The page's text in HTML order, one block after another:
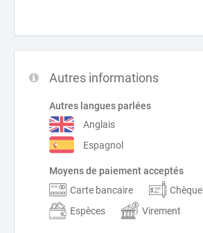
Autres informations
Autres langues parlées
Anglais
Espagnol
Moyens de paiement acceptés
Carte bancaire
Chèque
Espèces
Virement